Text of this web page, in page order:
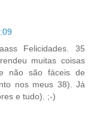
Felicidades. 35
muitas coisas
não são fáceis de
nos meus 38). Já
e tudo). ;-)